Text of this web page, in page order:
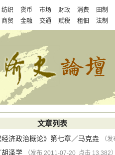
纺织 货币 市场 财政 消费 田制
商贸 金融 交通 赋税 租佃 法制
文章列表
济政治概论》第七章／马克垚 （
胡泽学 （发布 2011-07-20 点击 13,382）